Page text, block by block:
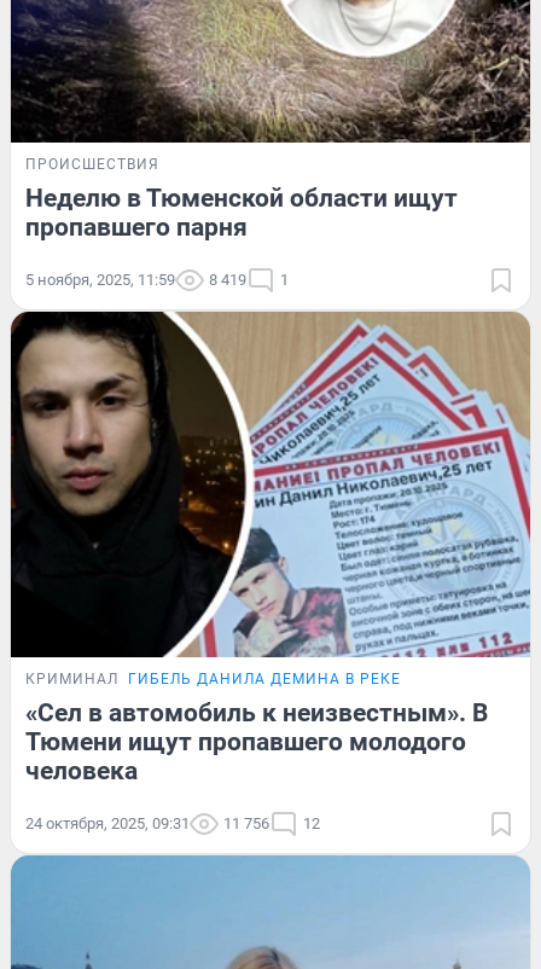
ПРОИСШЕСТВИЯ
Неделю в Тюменской области ищут
пропавшего парня
5 ноября, 2025, 11:59 8 419 1
КРИМИНАЛ ГИБЕЛЬ ДАНИЛА ДЕМИНА В РЕКЕ
«Сел в автомобиль к неизвестным». В
Тюмени ищут пропавшего молодого
человека
24 октября, 2025, 09:31 11 756 12